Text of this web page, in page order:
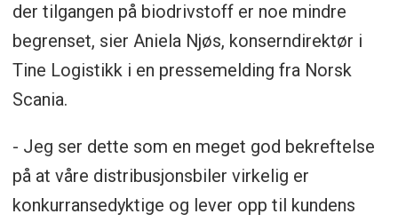
der tilgangen på biodrivstoff er noe mindre
begrenset, sier Aniela Njøs, konserndirektør i
Tine Logistikk i en pressemelding fra Norsk
Scania.
- Jeg ser dette som en meget god bekreftelse
på at våre distribusjonsbiler virkelig er
konkurransedyktige og lever opp til kundens